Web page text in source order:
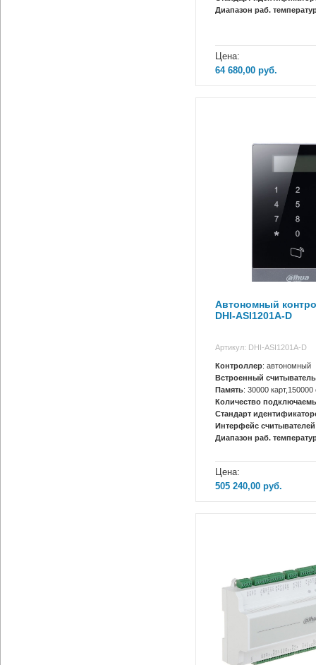
Диапазон раб.
Цена:
64 680,00 руб.
Автономный
DHI-ASI1201A-D
Артикул: DHI-ASI1201A-D
Контроллер: автономный
Встроенный считыватель
Память: 30000
Количество
Стандарт
Интерфейс считывателей
Диапазон раб.
Цена:
505 240,00 руб.